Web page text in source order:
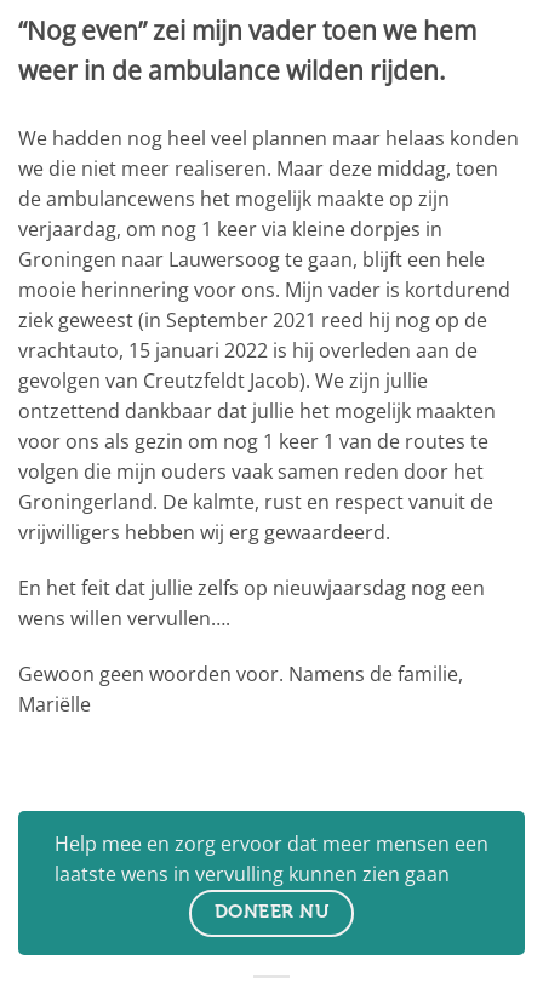
“Nog even” zei mijn vader toen we hem
weer in de ambulance wilden rijden.
We hadden nog heel veel plannen maar helaas konden
we die niet meer realiseren. Maar deze middag, toen
de ambulancewens het mogelijk maakte op zijn
verjaardag, om nog 1 keer via kleine dorpjes in
Groningen naar Lauwersoog te gaan, blijft een hele
mooie herinnering voor ons. Mijn vader is kortdurend
ziek geweest (in September 2021 reed hij nog op de
vrachtauto, 15 januari 2022 is hij overleden aan de
gevolgen van Creutzfeldt Jacob). We zijn jullie
ontzettend dankbaar dat jullie het mogelijk maakten
voor ons als gezin om nog 1 keer 1 van de routes te
volgen die mijn ouders vaak samen reden door het
Groningerland. De kalmte, rust en respect vanuit de
vrijwilligers hebben wij erg gewaardeerd.
En het feit dat jullie zelfs op nieuwjaarsdag nog een
wens willen vervullen….
Gewoon geen woorden voor. Namens de familie,
Mariëlle
Help mee en zorg ervoor dat meer mensen een
laatste wens in vervulling kunnen zien gaan
DONEER NU